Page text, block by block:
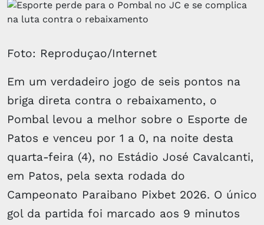
Foto: Reproduçao/Internet
Em um verdadeiro jogo de seis pontos na
briga direta contra o rebaixamento, o
Pombal levou a melhor sobre o Esporte de
Patos e venceu por 1 a 0, na noite desta
quarta-feira (4), no Estádio José Cavalcanti,
em Patos, pela sexta rodada do
Campeonato Paraibano Pixbet 2026. O único
gol da partida foi marcado aos 9 minutos